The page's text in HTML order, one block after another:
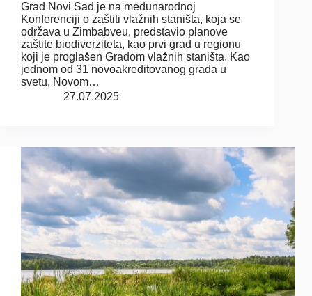
Grad Novi Sad je na međunarodnoj
Konferenciji o zaštiti vlažnih staništa, koja se
održava u Zimbabveu, predstavio planove
zaštite biodiverziteta, kao prvi grad u regionu
koji je proglašen Gradom vlažnih staništa. Kao
jednom od 31 novoakreditovanog grada u
svetu, Novom…
27.07.2025